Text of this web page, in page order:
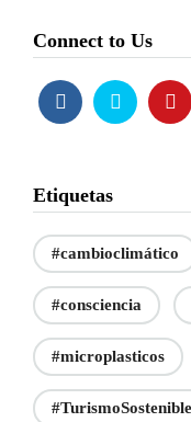
Connect to Us
Etiquetas
#cambioclimático
#consciencia
#microplasticos
#TurismoSostenible